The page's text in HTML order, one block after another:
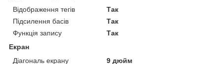
Відображення тегів
Так
Підсилення басів
Так
Функція запису
Так
Екран
Діагональ екрану
9 дюйм